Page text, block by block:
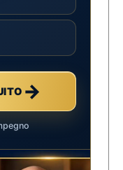
→